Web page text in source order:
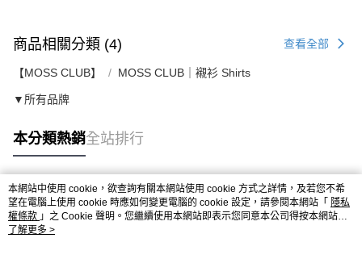
商品相關分類 (4) 查看全部
【MOSS CLUB】 MOSS CLUB｜襯衫 Shirts
▼所有品牌
本分類熱銷全站排行
熱門標籤
本網站中使用 cookie，欲查詢有關本網站使用 cookie 方式之詳情，及若您不希
望在電腦上使用 cookie 時應如何變更電腦的 cookie 設定，請參閱本網站「 隱私
權條款 」之 Cookie 聲明。您繼續使用本網站即表示您同意本公司得按本網站使
用條款之 Cookie 聲明使用 cookie。
了解更多 >